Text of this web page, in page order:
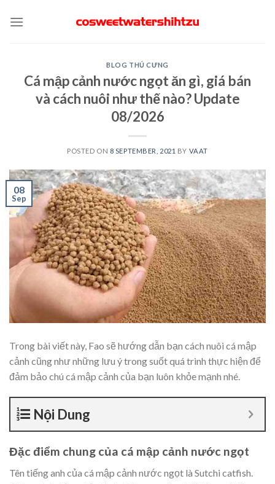
BLOG THÚ CƯNG
Cá mập cảnh nước ngọt ăn gì, giá bán
và cách nuôi như thế nào? Update
08/2026
POSTED ON 8 SEPTEMBER, 2021 BY VAAT
08
Sep
Trong bài viết này, Fao sẽ hướng dẫn bạn cách nuôi cá mập
cảnh cũng như những lưu ý trong suốt quá trình thực hiện để
đảm bảo chú cá mập cảnh của bạn luôn khỏe mạnh nhé.
Nội Dung
Đặc điểm chung của cá mập cảnh nước ngọt
Tên tiếng anh của cá mập cảnh nước ngọt là Sutchi catfish.